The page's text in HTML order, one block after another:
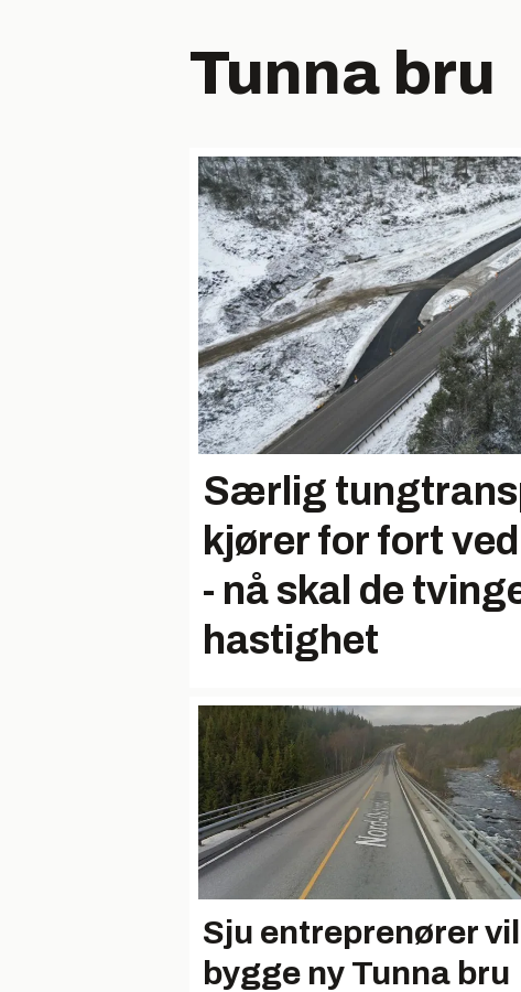
Tunna bru
Særlig
kjører for fort
- nå skal de
hastighet
Sju entreprenører vil
bygge ny Tunna bru